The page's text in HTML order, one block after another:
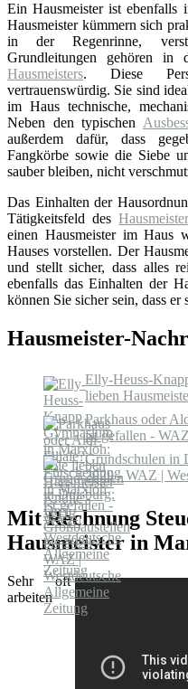
Ein Hausmeister ist ebenfalls
Hausmeister kümmern sich
in der Regenrinne,
Grundleitungen gehören in
Hausmeisters. Diese
vertrauenswürdig. Sie sind
im Haus technische,
Neben den typischen
außerdem dafür, dass
Fangkörbe sowie die Siebe
sauber bleiben, nicht
Das Einhalten der
Tätigkeitsfeld des
einen Hausmeister im Haus
Hauses vorstellen. Der
und stellt sicher, dass alles
ebenfalls das Einhalten der
können Sie sicher sein, dass er
Hausmeister-
Elly-Heuss-
lieben
Parkhaus oder
ist gefallen -
Grundschulen in
2029 - WAZ |
Mit Rechnung
Hausmeister in
Sehr oft
arbeiten